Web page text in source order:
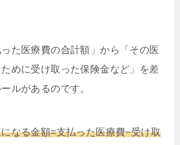
た医療費の合計額」から「その医
めに受け取った保険金など」を差
ルがあるのです。
なる金額=支払った医療費−受け取